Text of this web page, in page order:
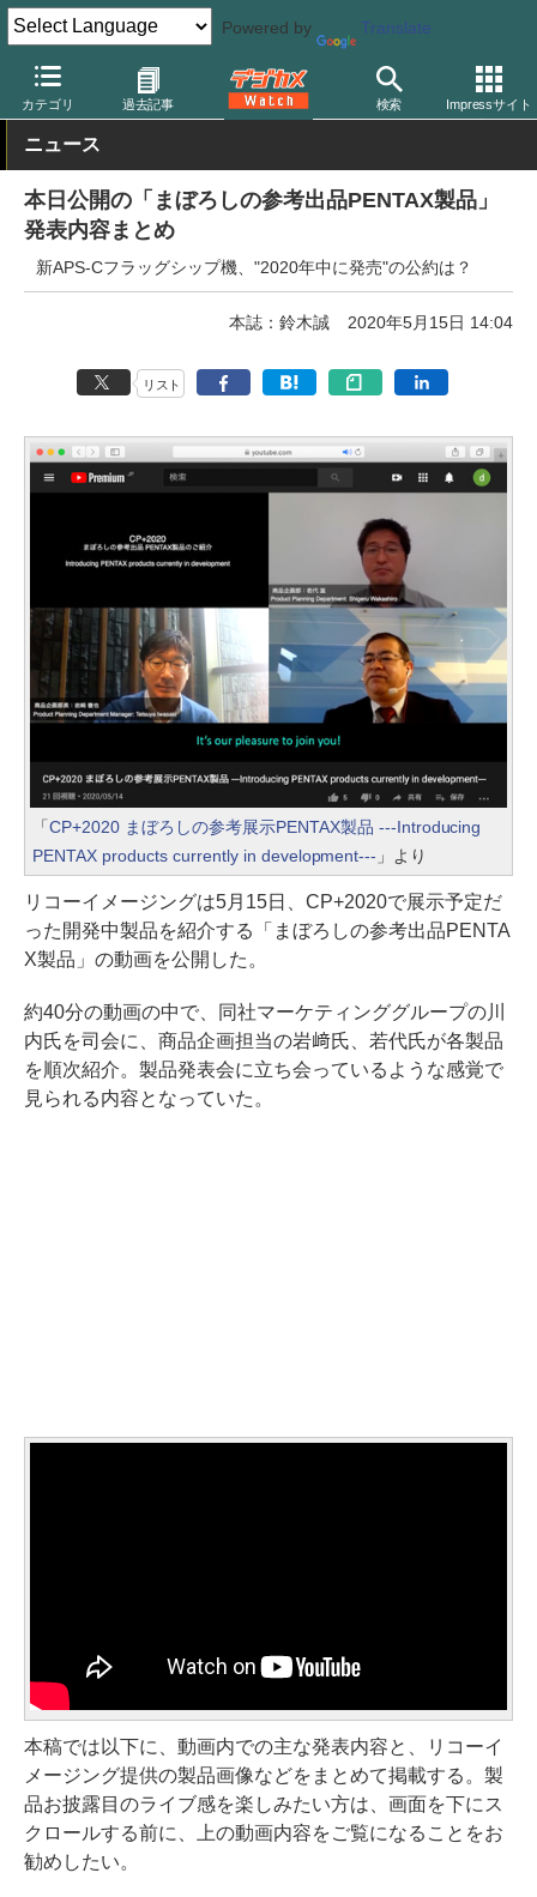
Powered by Translate
カテゴリ 過去記事 検索 Impressサイト
デジカメ Watch カメラ 一眼レフカメラ ペンタックス
ニュース
本日公開の「まぼろしの参考出品PENTAX製品」
発表内容まとめ
新APS-Cフラッグシップ機、"2020年中に発売"の公約は？
本誌：鈴木誠 2020年5月15日 14:04
リスト
「CP+2020 まぼろしの参考展示PENTAX製品 ---Introducing
PENTAX products currently in development--- 」より
リコーイメージングは5月15日、CP+2020で展示予定だ
った開発中製品を紹介する「まぼろしの参考出品PENTA
X製品」の動画を公開した。
約40分の動画の中で、同社マーケティンググループの川
内氏を司会に、商品企画担当の岩﨑氏、若代氏が各製品
を順次紹介。製品発表会に立ち会っているような感覚で
見られる内容となっていた。
本稿では以下に、動画内での主な発表内容と、リコーイ
メージング提供の製品画像などをまとめて掲載する。製
品お披露目のライブ感を楽しみたい方は、画面を下にス
クロールする前に、上の動画内容をご覧になることをお
勧めしたい。